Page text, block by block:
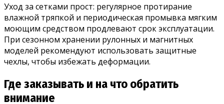
Уход за сетками прост: регулярное протирание
влажной тряпкой и периодическая промывка мягким
моющим средством продлевают срок эксплуатации.
При сезонном хранении рулонных и магнитных
моделей рекомендуют использовать защитные
чехлы, чтобы избежать деформации.
Где заказывать и на что обратить
внимание